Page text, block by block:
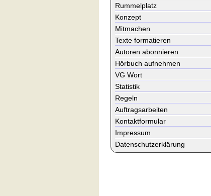
Rummelplatz
Konzept
Mitmachen
Texte formatieren
Autoren abonnieren
Hörbuch aufnehmen
VG Wort
Statistik
Regeln
Auftragsarbeiten
Kontaktformular
Impressum
Datenschutzerklärung